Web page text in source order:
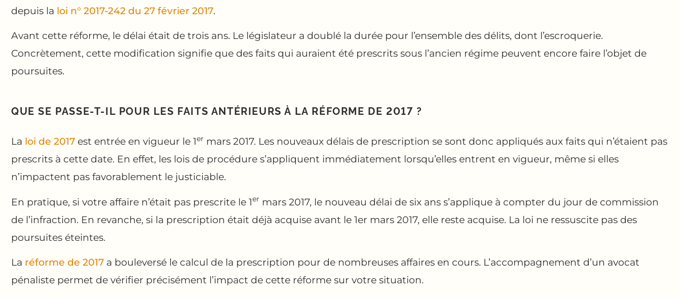
depuis la loi n° 2017-242 du 27 février 2017.
Avant cette réforme, le délai était de trois ans. Le législateur a doublé la durée pour l’ensemble des délits, dont l’escroquerie.
Concrètement, cette modification signifie que des faits qui auraient été prescrits sous l’ancien régime peuvent encore faire l’objet de
poursuites.
QUE SE PASSE-T-IL POUR LES FAITS ANTÉRIEURS À LA RÉFORME DE 2017 ?
La loi de 2017 est entrée en vigueur le 1er mars 2017. Les nouveaux délais de prescription se sont donc appliqués aux faits qui n’étaient pas
prescrits à cette date. En effet, les lois de procédure s’appliquent immédiatement lorsqu’elles entrent en vigueur, même si elles
n’impactent pas favorablement le justiciable.
En pratique, si votre affaire n’était pas prescrite le 1er mars 2017, le nouveau délai de six ans s’applique à compter du jour de commission
de l’infraction. En revanche, si la prescription était déjà acquise avant le 1er mars 2017, elle reste acquise. La loi ne ressuscite pas des
poursuites éteintes.
La réforme de 2017 a bouleversé le calcul de la prescription pour de nombreuses affaires en cours. L’accompagnement d’un avocat
pénaliste permet de vérifier précisément l’impact de cette réforme sur votre situation.